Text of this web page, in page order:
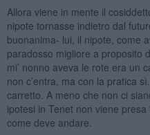
Allora viene in mente il
nipote tornasse indietro dal
buonanima- lui, il nipote, come
paradosso migliore a proposito
mi’ nonno aveva le rote era un
non c’entra, ma con la pratica
carretto. A meno che non ci
ipotesi in Tenet non viene
come deve andare.